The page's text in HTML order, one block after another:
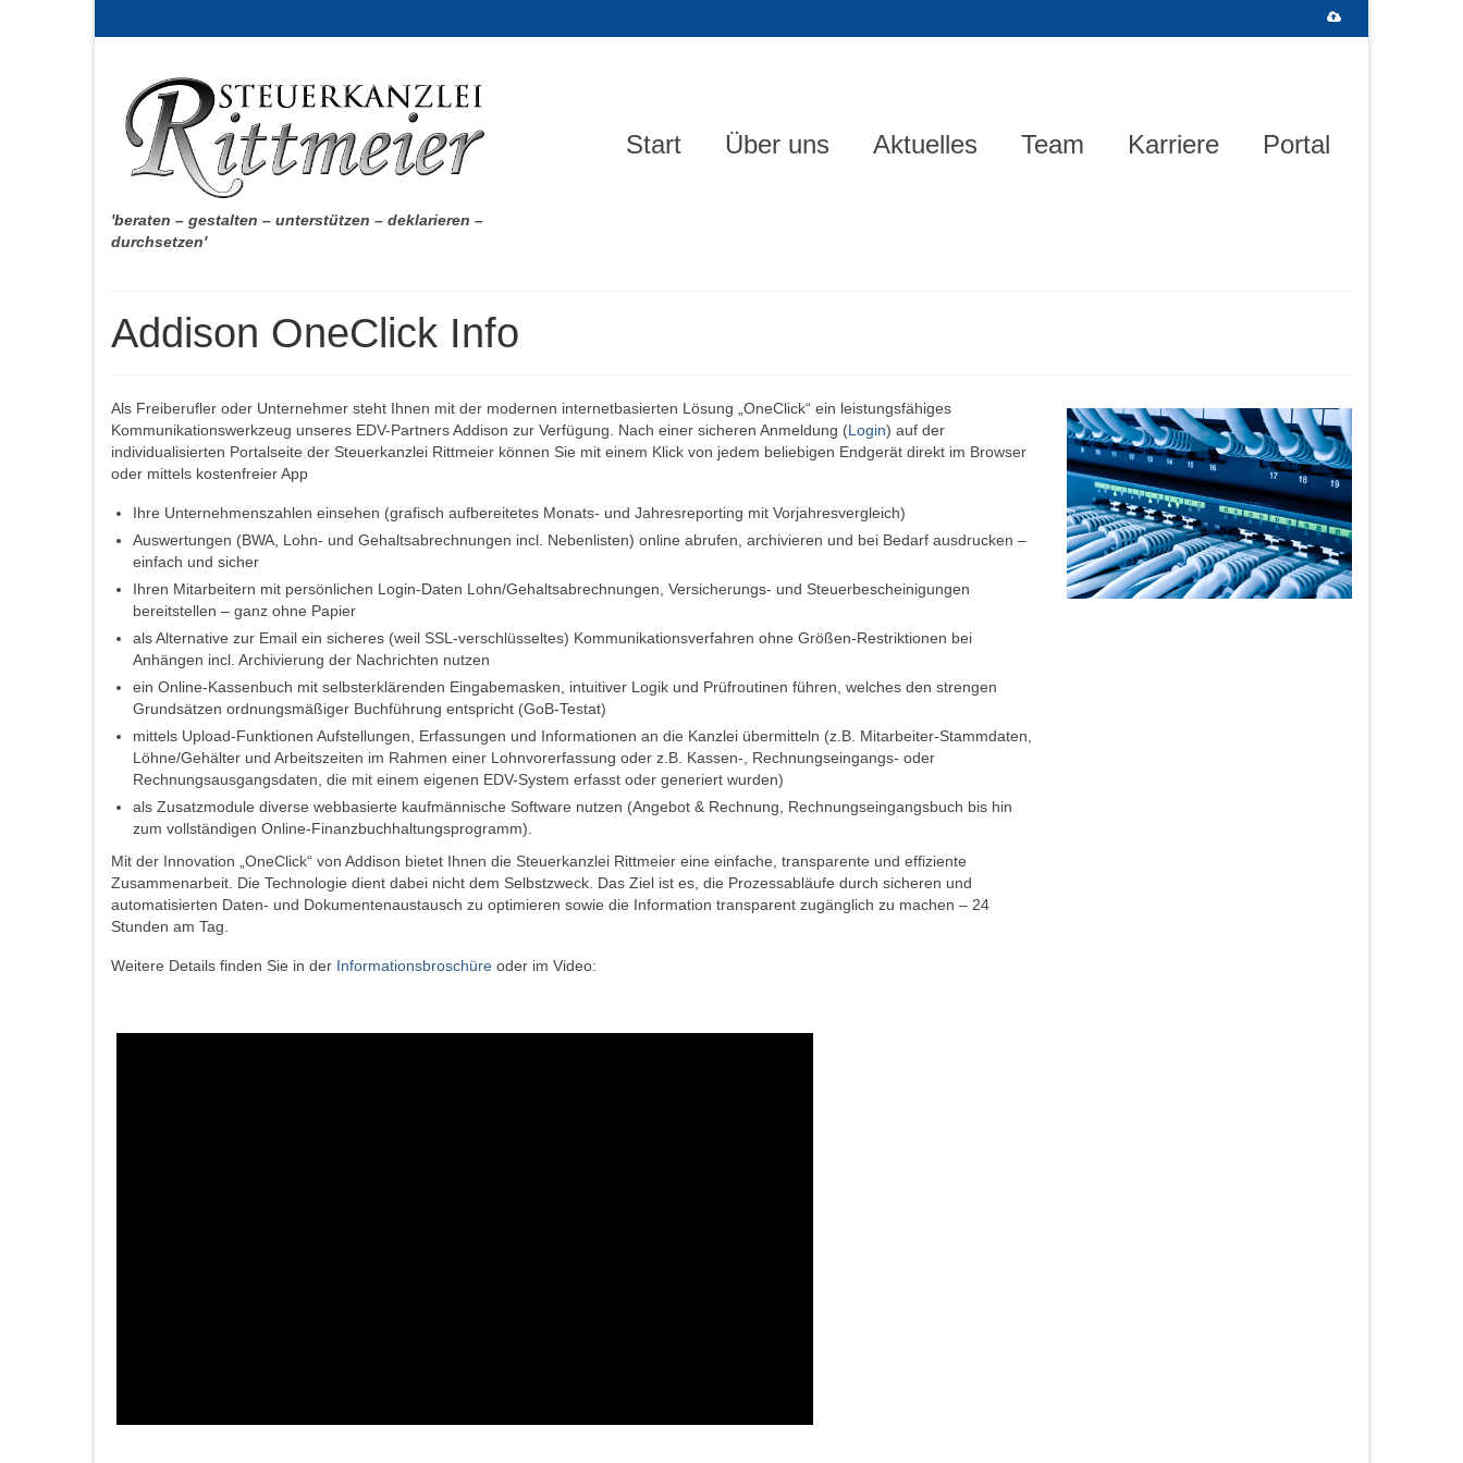
'beraten – gestalten – unterstützen – deklarieren –
durchsetzen'
Start Über uns Aktuelles Team Karriere Portal
Addison OneClick Info
Als Freiberufler oder Unternehmer steht Ihnen mit der modernen internetbasierten Lösung „OneClick“ ein leistungsfähiges
Kommunikationswerkzeug unseres EDV-Partners Addison zur Verfügung. Nach einer sicheren Anmeldung (Login) auf der
individualisierten Portalseite der Steuerkanzlei Rittmeier können Sie mit einem Klick von jedem beliebigen Endgerät direkt im Browser
oder mittels kostenfreier App
Ihre Unternehmenszahlen einsehen (grafisch aufbereitetes Monats- und Jahresreporting mit Vorjahresvergleich)
Auswertungen (BWA, Lohn- und Gehaltsabrechnungen incl. Nebenlisten) online abrufen, archivieren und bei Bedarf ausdrucken –
einfach und sicher
Ihren Mitarbeitern mit persönlichen Login-Daten Lohn/Gehaltsabrechnungen, Versicherungs- und Steuerbescheinigungen
bereitstellen – ganz ohne Papier
als Alternative zur Email ein sicheres (weil SSL-verschlüsseltes) Kommunikationsverfahren ohne Größen-Restriktionen bei
Anhängen incl. Archivierung der Nachrichten nutzen
ein Online-Kassenbuch mit selbsterklärenden Eingabemasken, intuitiver Logik und Prüfroutinen führen, welches den strengen
Grundsätzen ordnungsmäßiger Buchführung entspricht (GoB-Testat)
mittels Upload-Funktionen Aufstellungen, Erfassungen und Informationen an die Kanzlei übermitteln (z.B. Mitarbeiter-Stammdaten,
Löhne/Gehälter und Arbeitszeiten im Rahmen einer Lohnvorerfassung oder z.B. Kassen-, Rechnungseingangs- oder
Rechnungsausgangsdaten, die mit einem eigenen EDV-System erfasst oder generiert wurden)
als Zusatzmodule diverse webbasierte kaufmännische Software nutzen (Angebot & Rechnung, Rechnungseingangsbuch bis hin
zum vollständigen Online-Finanzbuchhaltungsprogramm).
Mit der Innovation „OneClick“ von Addison bietet Ihnen die Steuerkanzlei Rittmeier eine einfache, transparente und effiziente
Zusammenarbeit. Die Technologie dient dabei nicht dem Selbstzweck. Das Ziel ist es, die Prozessabläufe durch sicheren und
automatisierten Daten- und Dokumentenaustausch zu optimieren sowie die Information transparent zugänglich zu machen – 24
Stunden am Tag.
Weitere Details finden Sie in der Informationsbroschüre oder im Video: